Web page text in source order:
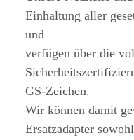
Einhaltung aller
und
verfügen über die
GS-Zeichen.
Wir können damit
Ersatzadapter